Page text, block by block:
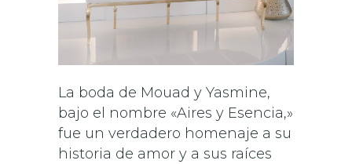
La boda de Mouad y Yasmine,
bajo el nombre «Aires y Esencia,»
fue un verdadero homenaje a su
historia de amor y a sus raíces